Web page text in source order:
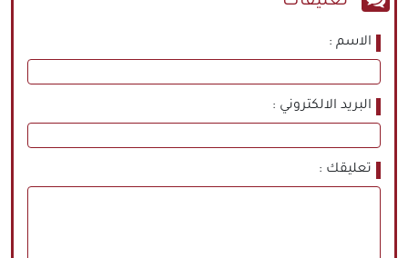
الاسم
البريد الالكتروني
تعليقك